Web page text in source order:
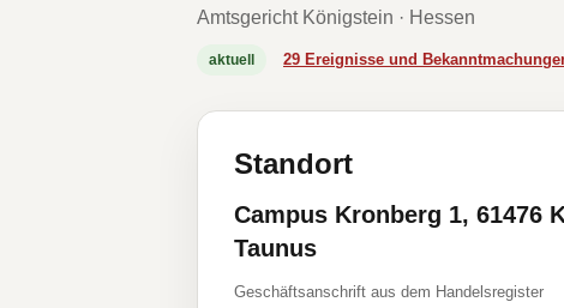
Amtsgericht Königstein · Hessen
aktuell 29 Ereignisse und
Standort
Campus Kronberg 1, 61476
Taunus
Geschäftsanschrift aus dem Handelsregister